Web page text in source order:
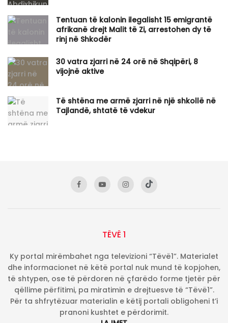
Tentuan të kalonin ilegalisht 15 emigrantë
afrikanë drejt Malit të Zi, arrestohen dy të
rinj në Shkodër
30 vatra zjarri në 24 orë në Shqipëri, 8
vijojnë aktive
Të shtëna me armë zjarri në një shkollë në
Tajlandë, shtatë të vdekur
TËVË 1
Ky portal mirëmbahet nga televizioni “Tëvë1”. Materialet
dhe informacionet në këtë portal nuk mund të kopjohen,
të shtypen, ose të përdoren në çfarëdo forme tjetër për
qëllime përfitimi, pa miratimin e drejtuesve të “Tëvë1”.
Për ta shfrytëzuar materialin e këtij portali obligoheni t’i
pranoni kushtet e përdorimit.